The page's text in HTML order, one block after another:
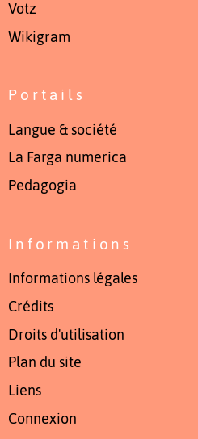
Votz
Wikigram
Portails
Langue & société
La Farga numerica
Pedagogia
Informations
Informations légales
Crédits
Droits d'utilisation
Plan du site
Liens
Connexion